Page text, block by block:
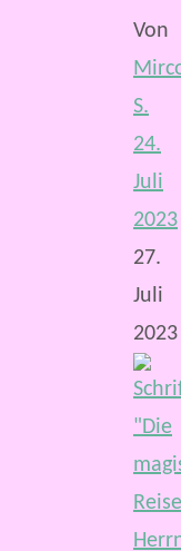
Von
S.
24.
Juli
2023
27.
Juli
2023